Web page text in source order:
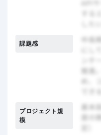
課題感
プロジェクト規
模